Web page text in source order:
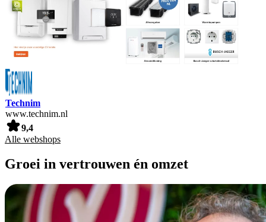
Technim
www.technim.nl
9,4
Alle webshops
Groei in vertrouwen én omzet